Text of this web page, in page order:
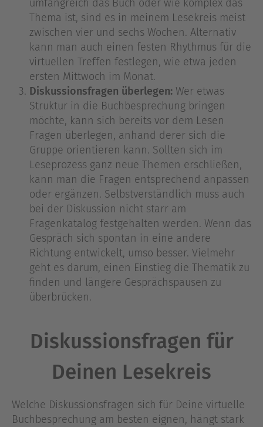
umfangreich das Buch oder wie komplex das
Thema ist, sind es in meinem Lesekreis meist
zwischen vier und sechs Wochen. Alternativ
kann man auch einen festen Rhythmus für die
virtuellen Treffen festlegen, wie etwa jeden
ersten Mittwoch im Monat.
Diskussionsfragen überlegen: Wer etwas
Struktur in die Buchbesprechung bringen
möchte, kann sich bereits vor dem Lesen
Fragen überlegen, anhand derer sich die
Gruppe orientieren kann. Sollten sich im
Leseprozess ganz neue Themen erschließen,
kann man die Fragen entsprechend anpassen
oder ergänzen. Selbstverständlich muss auch
bei der Diskussion nicht starr am
Fragenkatalog festgehalten werden. Wenn das
Gespräch sich spontan in eine andere
Richtung entwickelt, umso besser. Vielmehr
geht es darum, einen Einstieg die Thematik zu
finden und längere Gesprächspausen zu
überbrücken.
Diskussionsfragen für
Deinen Lesekreis
Welche Diskussionsfragen sich für Deine virtuelle
Buchbesprechung am besten eignen, hängt stark